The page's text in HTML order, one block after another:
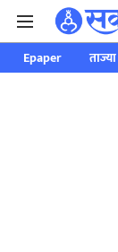
Epaper ताज्या